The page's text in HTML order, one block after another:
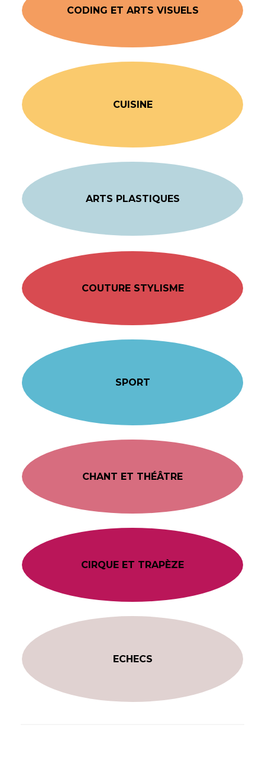
CODING ET ARTS VISUELS
CUISINE
ARTS PLASTIQUES
COUTURE STYLISME
SPORT
CHANT ET THÉÂTRE
CIRQUE ET TRAPÈZE
ECHECS